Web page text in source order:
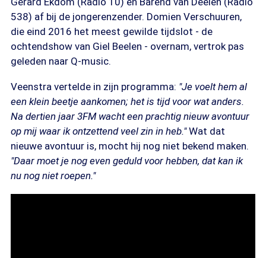
538) af bij de jongerenzender. Domien Verschuuren,
die eind 2016 het meest gewilde tijdslot - de
ochtendshow van Giel Beelen - overnam, vertrok pas
geleden naar Q-music.
Veenstra vertelde in zijn programma: "Je voelt hem al
een klein beetje aankomen; het is tijd voor wat anders.
Na dertien jaar 3FM wacht een prachtig nieuw avontuur
op mij waar ik ontzettend veel zin in heb."Wat dat
nieuwe avontuur is, mocht hij nog niet bekend maken.
"Daar moet je nog even geduld voor hebben, dat kan ik
nu nog niet roepen."